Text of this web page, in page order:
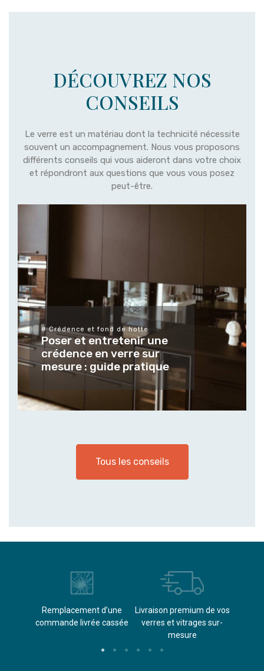
DÉCOUVREZ NOS
CONSEILS
Le verre est un matériau dont la technicité nécessite
souvent un accompagnement. Nous vous proposons
différents conseils qui vous aideront dans votre choix
et répondront aux questions que vous vous posez
peut-être.
# Différents types de verres et
finitions
Tendances et usages
verres et vitrages sur
mesure pour les espaces
extérieur
Tous les conseils
Remplacement d’une
commande livrée cassée​
Livraison premium de vos
verres et vitrages sur-
mesure